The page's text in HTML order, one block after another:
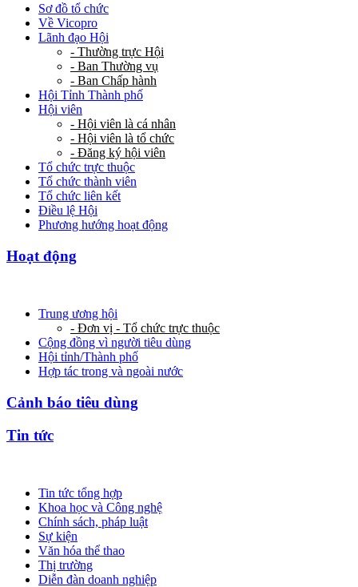
Sơ đồ tổ chức
Về Vicopro
Lãnh đạo Hội
- Thường trực Hội
- Ban Thường vụ
- Ban Chấp hành
Hội Tỉnh Thành phố
Hội viên
- Hội viên là cá nhân
- Hội viên là tổ chức
- Đăng ký hội viên
Tổ chức trực thuộc
Tổ chức thành viên
Tổ chức liên kết
Điều lệ Hội
Phương hướng hoạt động
Hoạt động
Trung ương hội
- Đơn vị - Tổ chức trực thuộc
Cộng đồng vì người tiêu dùng
Hội tỉnh/Thành phố
Hợp tác trong và ngoài nước
Cảnh báo tiêu dùng
Tin tức
Tin tức tổng hợp
Khoa học và Công nghệ
Chính sách, pháp luật
Sự kiện
Văn hóa thể thao
Thị trường
Diễn đàn doanh nghiệp